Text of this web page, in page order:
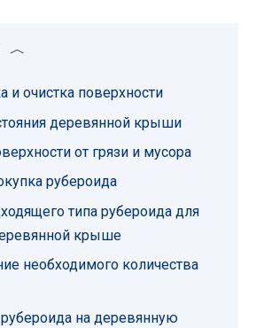
и очистка поверхности
деревянной крыши
от грязи и мусора
рубероида
типа рубероида для
крыше
необходимого количества
на деревянную